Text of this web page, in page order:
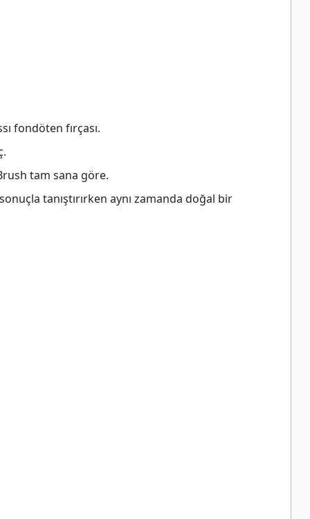
fondöten fırçası.
tam sana göre.
tanıştırırken aynı zamanda doğal bir